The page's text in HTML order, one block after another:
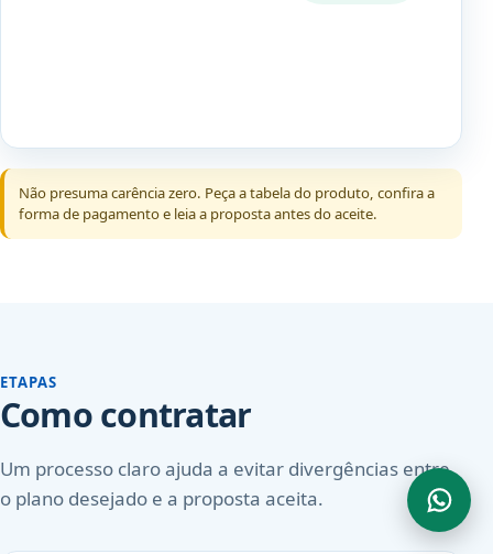
Não presuma carência zero. Peça a tabela do produto, confira a
forma de pagamento e leia a proposta antes do aceite.
ETAPAS
Como contratar
Um processo claro ajuda a evitar divergências entre
o plano desejado e a proposta aceita.